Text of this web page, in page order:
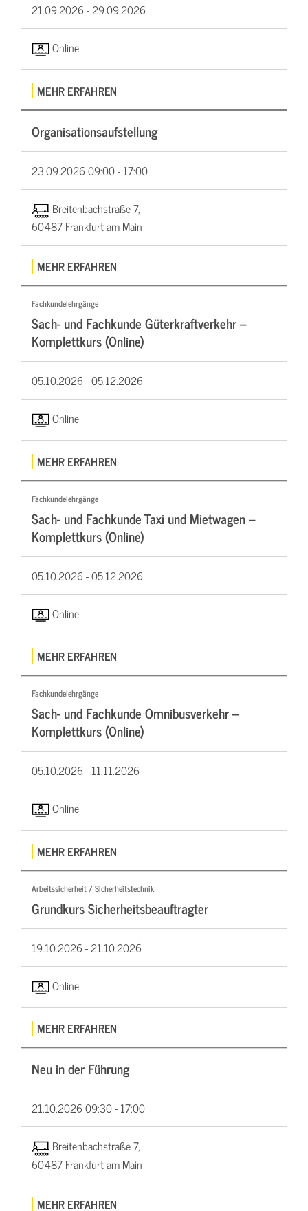
21.09.2026 -29.09.2026
Online
MEHR ERFAHREN
Organisationsaufstellung
23.09.202609:00 - 17:00
Breitenbachstraße 7,
60487 Frankfurt am Main
MEHR ERFAHREN
Fachkundelehrgänge
Sach- und Fachkunde Güterkraftverkehr –
Komplettkurs (Online)
05.10.2026 -05.12.2026
Online
MEHR ERFAHREN
Fachkundelehrgänge
Sach- und Fachkunde Taxi und Mietwagen –
Komplettkurs (Online)
05.10.2026 -05.12.2026
Online
MEHR ERFAHREN
Fachkundelehrgänge
Sach- und Fachkunde Omnibusverkehr –
Komplettkurs (Online)
05.10.2026 -11.11.2026
Online
MEHR ERFAHREN
Arbeitssicherheit / Sicherheitstechnik
Grundkurs Sicherheitsbeauftragter
19.10.2026 -21.10.2026
Online
MEHR ERFAHREN
Neu in der Führung
21.10.202609:30 - 17:00
Breitenbachstraße 7,
60487 Frankfurt am Main
MEHR ERFAHREN